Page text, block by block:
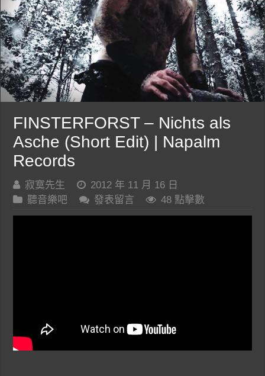
FINSTERFORST – Nichts als
Asche (Short Edit) | Napalm
Records
寂寞先生
2012 年 11 月 16 日
聽音樂吧
發表留言 48 點擊數